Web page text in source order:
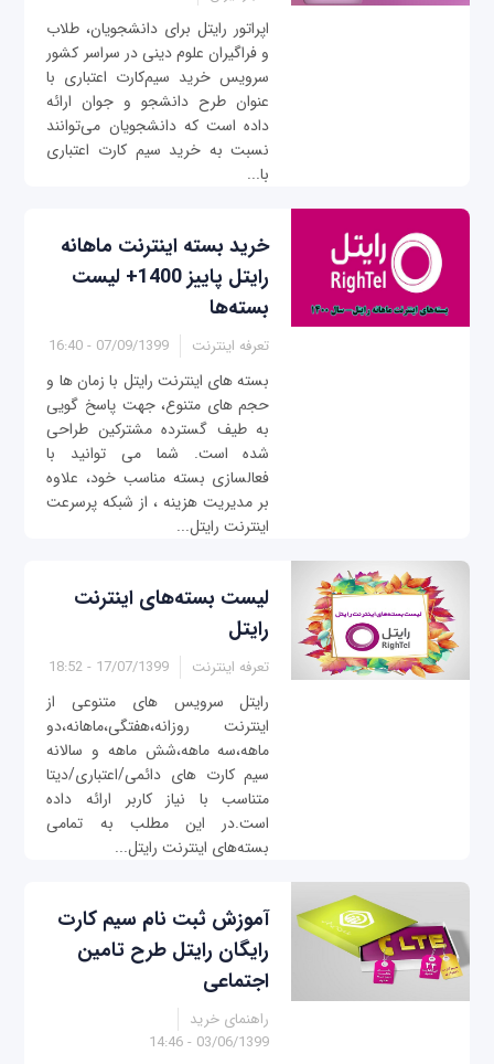
اپراتور رایتل برای دانشجویان، طلاب
و فراگیران علوم دینی در سراسر کشور
سرویس خرید سیم‌کارت اعتباری با
عنوان طرح دانشجو و جوان ارائه
داده است که دانشجویان می‌توانند
نسبت به خرید سیم کارت اعتباری
با...
خرید بسته اینترنت ماهانه
رایتل پاییز 1400+ لیست
بسته‌ها
تعرفه اینترنت 07/09/1399 - 16:40
بسته های اینترنت رایتل با زمان ها و
حجم های متنوع، جهت پاسخ گویی
به طیف گسترده مشترکین طراحی
شده است. شما می توانید با
فعالسازی بسته مناسب خود، علاوه
بر مدیریت هزینه ، از شبکه پرسرعت
اینترنت رایتل...
لیست بسته‌های اینترنت
رایتل
تعرفه اینترنت 17/07/1399 - 18:52
رایتل سرویس های متنوعی از
اینترنت روزانه،هفتگی،ماهانه،دو
ماهه،سه ماهه،شش ماهه و سالانه
سیم کارت های دائمی/اعتباری/دیتا
متناسب با نیاز کاربر ارائه داده
است.در این مطلب به تمامی
بسته‌های اینترنت رایتل...
آموزش ثبت نام سیم کارت
رایگان رایتل طرح تامین
اجتماعی
راهنمای خرید
03/06/1399 - 14:46